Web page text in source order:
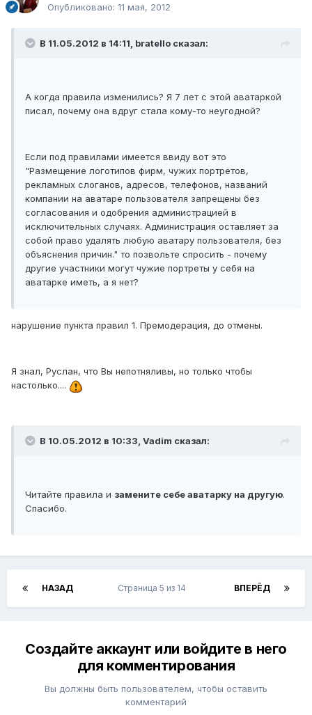
Опубликовано: 11 мая, 2012
В 11.05.2012 в 14:11, bratello сказал:
А когда правила изменились? Я 7 лет с этой аватаркой
писал, почему она вдруг стала кому-то неугодной?
Если под правилами имеется ввиду вот это
"Размещение логотипов фирм, чужих портретов,
рекламных слоганов, адресов, телефонов, названий
компании на аватаре пользователя запрещены без
согласования и одобрения администрацией в
исключительных случаях. Администрация оставляет за
собой право удалять любую аватару пользователя, без
объяснения причин." то позвольте спросить - почему
другие участники могут чужие портреты у себя на
аватарке иметь, а я нет?
нарушение пункта правил 1. Премодерация, до отмены.
Я знал, Руслан, что Вы непотняливы, но только чтобы
настолько....
В 10.05.2012 в 10:33, Vadim сказал:
Читайте правила и замените себе аватарку на другую.
Спасибо.
НАЗАД ВПЕРЁД
Страница 5 из 14
Создайте аккаунт или войдите в него
для комментирования
Вы должны быть пользователем, чтобы оставить
комментарий